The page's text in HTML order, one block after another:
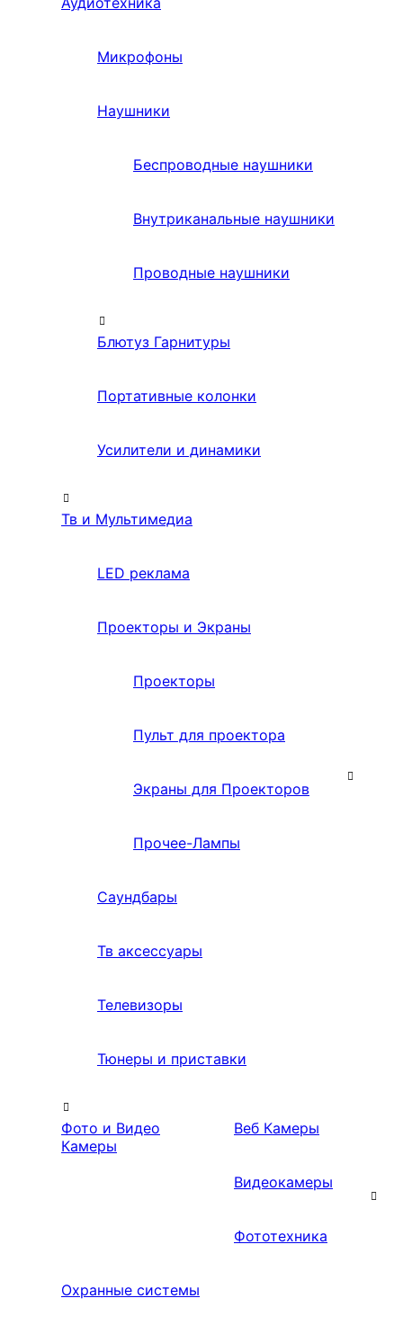
Микрофоны
Наушники
Беспроводные наушники
Внутриканальные наушники
Проводные наушники
Блютуз Гарнитуры
Портативные колонки
Усилители и динамики
Тв и Мультимедиа
LED реклама
Проекторы и Экраны
Проекторы
Пульт для проектора
Экраны для Проекторов
Прочее-Лампы
Саундбары
Тв аксессуары
Телевизоры
Тюнеры и приставки
Фото и Видео
Камеры
Веб Камеры
Видеокамеры
Фототехника
Охранные системы